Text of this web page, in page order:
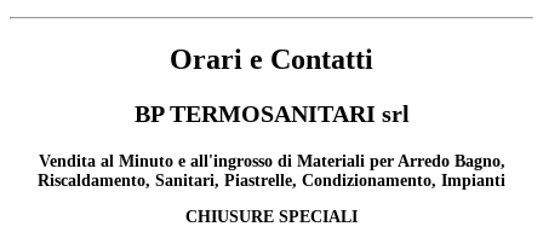
Orari e Contatti
BP TERMOSANITARI srl
Vendita al Minuto e all'ingrosso di Materiali per Arredo Bagno,
Riscaldamento, Sanitari, Piastrelle, Condizionamento, Impianti
CHIUSURE SPECIALI